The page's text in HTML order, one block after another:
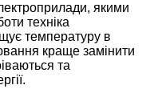
якими
техніка
температуру в
краще замінити
та